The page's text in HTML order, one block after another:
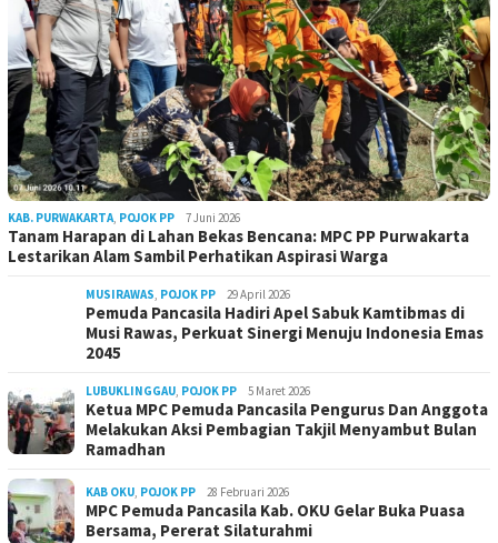
KAB. PURWAKARTA, POJOK PP 7 Juni 2026
Tanam Harapan di Lahan Bekas Bencana: MPC PP Purwakarta
Lestarikan Alam Sambil Perhatikan Aspirasi Warga
MUSIRAWAS, POJOK PP 29 April 2026
Pemuda Pancasila Hadiri Apel Sabuk Kamtibmas di
Musi Rawas, Perkuat Sinergi Menuju Indonesia Emas
2045
LUBUKLINGGAU, POJOK PP 5 Maret 2026
Ketua MPC Pemuda Pancasila Pengurus Dan Anggota
Melakukan Aksi Pembagian Takjil Menyambut Bulan
Ramadhan
KAB OKU, POJOK PP 28 Februari 2026
MPC Pemuda Pancasila Kab. OKU Gelar Buka Puasa
Bersama, Pererat Silaturahmi